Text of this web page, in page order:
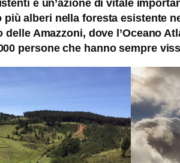
è un’azione di vitale
alberi nella foresta esistente
Amazzoni, dove l’Oceano
persone che hanno sempre